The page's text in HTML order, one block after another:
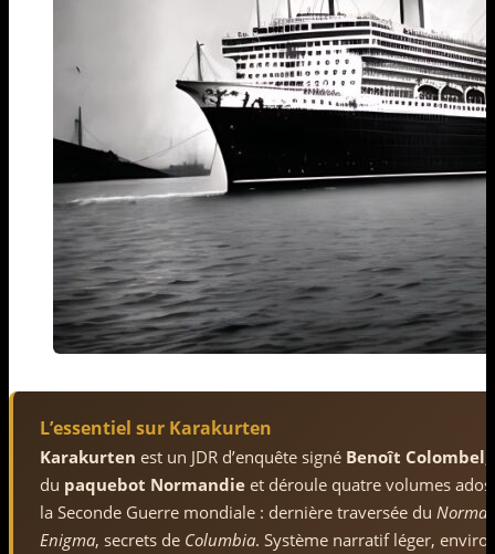
L’essentiel sur Karakurten
Karakurten est un JDR d’enquête signé Benoît Colombel
du paquebot Normandie et déroule quatre volumes
la Seconde Guerre mondiale : dernière traversée du
Enigma, secrets de Columbia. Système narratif léger,